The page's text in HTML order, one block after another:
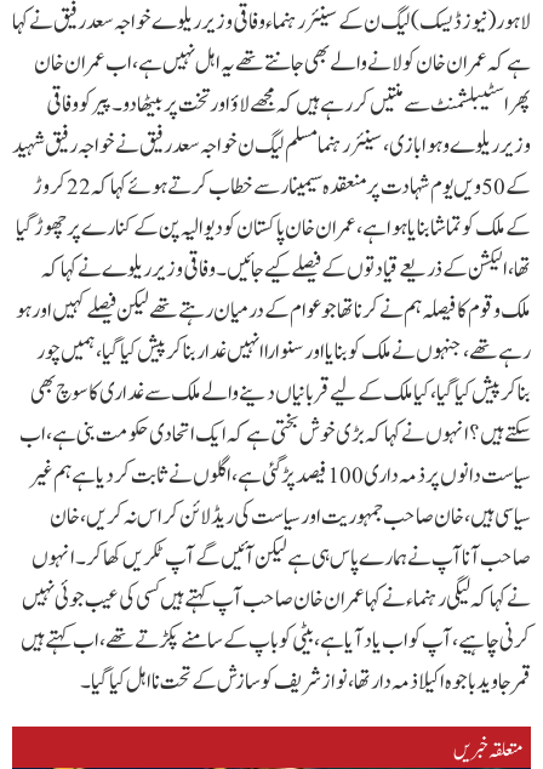
لاہور (نیوز ڈیسک) لیگ ن کے سینئر رہنماء وفاقی وزیر ریلوے خواجہ سعد رفیق نے کہا
ہے کہ عمران خان کو لانے والے بھی جانتے تھے یہ اہل نہیں ہے، اب عمران خان
پھراسٹیبلشمنٹ سے منتیں کررہے ہیں کہ مجھے لاؤ اور تخت پربیٹھا دو۔پیر کو وفاقی
وزیرریلوے و ہوا بازی، سینئر رہنمامسلم لیگ ن خواجہ سعد رفیق نے خواجہ رفیق شہید
کے 50ویں یوم شہادت پر منعقدہ سیمینار سے خطاب کرتے ہوئے کہا کہ 22کروڑ
کے ملک کو تماشا بنایا ہوا ہے، عمران خان پاکستان کو دیوالیہ پن کے کنارے پر چھوڑ گیا
تھا ، الیکشن کے ذریعے قیادتوں کے فیصلے کیے جائیں۔وفاقی وزیر ریلوے نے کہا کہ
ملک و قوم کا فیصلہ ہم نے کرنا تھا جو عوام کے درمیان رہتے تھے لیکن فیصلے کہیں اور ہو
رہے تھے، جنہوں نے ملک کو بنایا اور سنوارا انہیں غدار بنا کر پیش کیا گیا، ہمیں چور
بناکر پیش کیا گیا، کیا ملک کے لیے قربانیاں دینے والے ملک سے غداری کا سوچ بھی
سکتے ہیں؟انہوں نے کہا کہ بڑی خوش بختی ہے کہ ایک اتحادی حکومت بنی ہے، اب
سیاست دانوں پر ذمہ داری 100فیصد پڑ گئی ہے ، اگلوں نے ثابت کردیا ہے ہم غیر
سیاسی ہیں، خان صاحب جمہوریت اور سیاست کی ریڈ لائن کراس نہ کریں، خان
صاحب آنا آپ نے ہمارے پاس ہی ہے لیکن آئیں گے آپ ٹکریں کھا کر۔انہو ں
نے کہا کہ لیگی رہنما ءنے کہا عمران خان صاحب آپ کہتے ہیں کسی کی عیب جوئی نہیں
کرنی چاہیے،آپ کو اب یاد آیا ہے، بیٹی کو باپ کے سامنے پکڑتے تھے،اب کہتے ہیں
قمر جاوید باجوہ اکیلا ذمہ دار تھا، نوازشریف کو سازش کے تحت نااہل کیا گیا۔
متعلقہ خبریں